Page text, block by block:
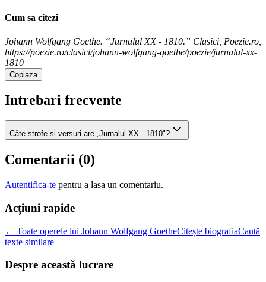
Cum sa citezi
Johann Wolfgang Goethe. “Jurnalul XX - 1810.” Clasici, Poezie.ro,
https://poezie.ro/clasici/johann-wolfgang-goethe/poezie/jurnalul-xx-
1810
Copiaza
Intrebari frecvente
Câte strofe și versuri are „Jurnalul XX - 1810"?
Comentarii (0)
Autentifica-te pentru a lasa un comentariu.
Acțiuni rapide
← Toate operele lui Johann Wolfgang GoetheCitește biografiaCaută
texte similare
Despre această lucrare